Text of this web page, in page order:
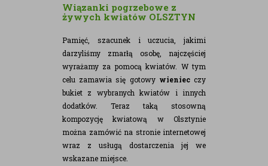
Wiązanki pogrzebowe z
żywych kwiatów OLSZTYN
Pamięć, szacunek i uczucia, jakimi
darzyliśmy zmarłą osobę, najczęściej
wyrażamy za pomocą kwiatów. W tym
celu zamawia się gotowy wieniecczy
bukiet z wybranych kwiatów i innych
dodatków. Teraz taką stosowną
kompozycję kwiatową w Olsztynie
można zamówić na stronie internetowej
wraz z usługą dostarczenia jej we
wskazane miejsce.